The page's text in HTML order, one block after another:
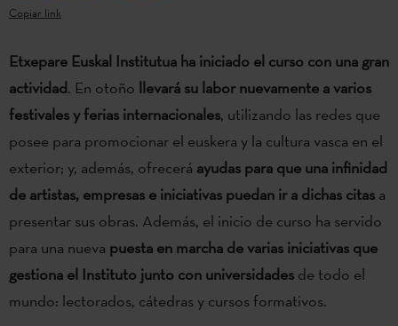
Copiar link
Etxepare Euskal Institutua ha iniciado el curso con una gran
actividad. En otoño llevará su labor nuevamente a varios
festivales y ferias internacionales, utilizando las redes que
posee para promocionar el euskera y la cultura vasca en el
exterior; y, además, ofrecerá ayudas para que una infinidad
de artistas, empresas e iniciativas puedan ir a dichas citas a
presentar sus obras. Además, el inicio de curso ha servido
para una nueva puesta en marcha de varias iniciativas que
gestiona el Instituto junto con universidades de todo el
mundo: lectorados, cátedras y cursos formativos.